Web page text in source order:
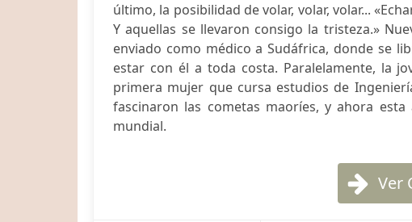
último, la posibilidad de volar, volar, volar...
Y aquellas se llevaron consigo la tristeza.»
enviado como médico a Sudáfrica, donde se
estar con él a toda costa. Paralelamente, la
primera mujer que cursa estudios de
fascinaron las cometas maoríes, y ahora
mundial.
Ver